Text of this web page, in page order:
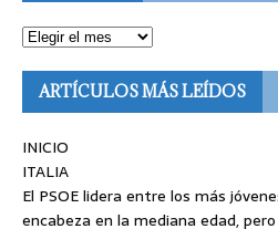
ARTÍCULOS MÁS LEÍDOS
INICIO
ITALIA
El PSOE lidera entre los más
encabeza en la mediana edad,